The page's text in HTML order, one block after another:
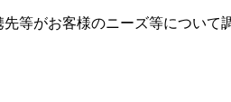
等がお客様のニーズ等につい